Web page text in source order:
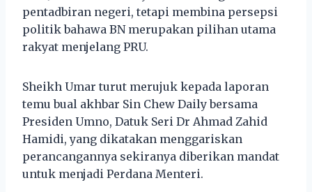
pentadbiran negeri, tetapi membina persepsi
politik bahawa BN merupakan pilihan utama
rakyat menjelang PRU.
Sheikh Umar turut merujuk kepada laporan
temu bual akhbar Sin Chew Daily bersama
Presiden Umno, Datuk Seri Dr Ahmad Zahid
Hamidi, yang dikatakan menggariskan
perancangannya sekiranya diberikan mandat
untuk menjadi Perdana Menteri.